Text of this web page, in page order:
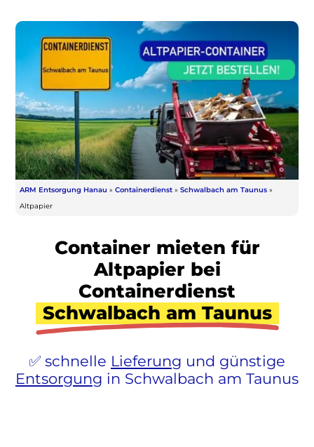
ARM Entsorgung Hanau » Containerdienst » Schwalbach am Taunus »
Altpapier
Container mieten für
Altpapier bei
Containerdienst
Schwalbach am Taunus
schnelle Lieferung und günstige
Entsorgung in Schwalbach am Taunus